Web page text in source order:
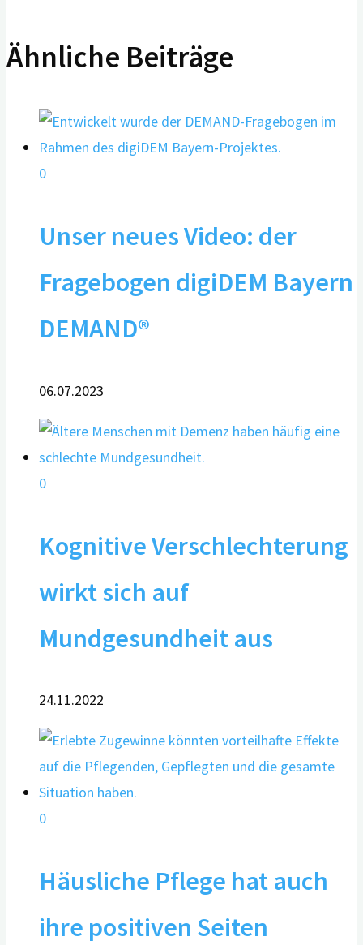
Ähnliche Beiträge
0
Unser neues Video: der
Fragebogen digiDEM Bayern
DEMAND®
06.07.2023
0
Kognitive Verschlechterung
wirkt sich auf
Mundgesundheit aus
24.11.2022
0
Häusliche Pflege hat auch
ihre positiven Seiten